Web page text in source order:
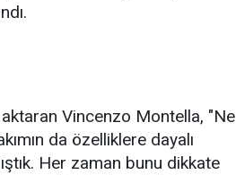
Vincenzo Montella, "Ne
da özelliklere dayalı
Her zaman bunu dikkate